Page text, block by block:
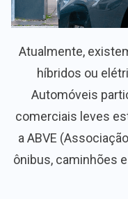
Atualmente,
híbridos ou
Automóveis
comerciais leves
a ABVE
ônibus, caminhões